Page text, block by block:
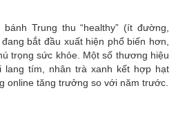
Trung thu “healthy” (ít đường,
bắt đầu xuất hiện phổ biến hơn,
trọng sức khỏe. Một số thương hiệu
lang tím, nhân trà xanh kết hợp hạt
online tăng trưởng so với năm trước.